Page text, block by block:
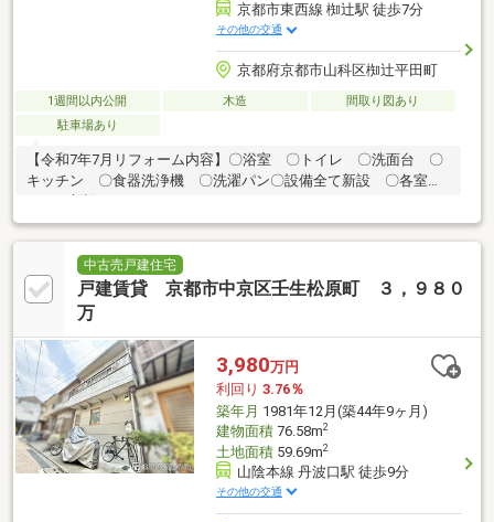
京都市東西線 椥辻駅 徒歩7分
その他の交通
京都府京都市山科区椥辻平田町
1週間以内公開 木造
間取り図あり
駐車場あり
【令和7年7月リフォーム内容】〇浴室 〇トイレ 〇洗面台 〇
キッチン 〇食器洗浄機 〇洗濯パン〇設備全て新設 〇各室ク
中古売戸建住宅
戸建賃貸 京都市中京区壬生松原町 ３，９８０
万
3,980万円
利回り 3.76％
築年月 1981年12月(築44年9ヶ月)
建物面積76.58m2
土地面積59.69m2
山陰本線 丹波口駅 徒歩9分
その他の交通